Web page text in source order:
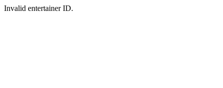
Invalid entertainer ID.